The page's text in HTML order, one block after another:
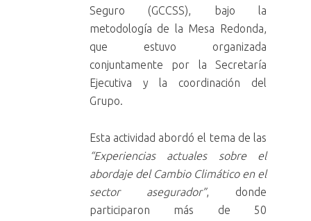
Seguro (GCCSS), bajo la
metodología de la Mesa Redonda,
que estuvo organizada
conjuntamente por la Secretaría
Ejecutiva y la coordinación del
Grupo.
Esta actividad abordó el tema de las
“Experiencias actuales sobre el
abordaje del Cambio Climático en el
sector asegurador”, donde
participaron más de 50